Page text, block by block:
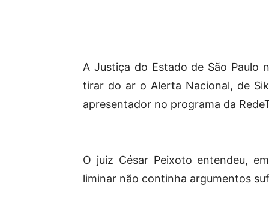
A Justiça do Estado de São Paulo
tirar do ar o Alerta Nacional, de
apresentador no programa da
O juiz César Peixoto entendeu,
liminar não continha argumentos